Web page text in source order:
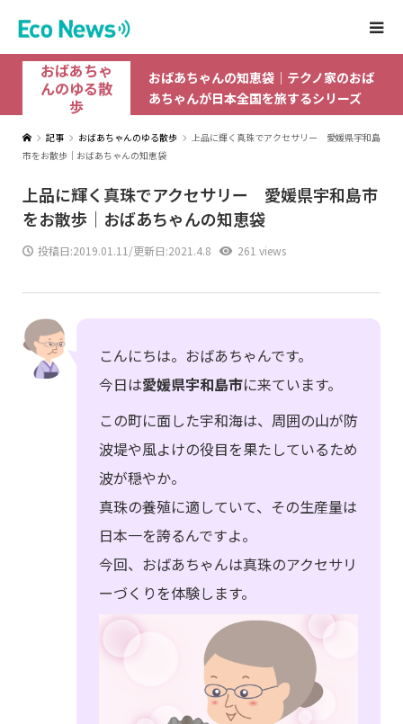
おばあちゃ
んのゆる散
歩
おばあちゃんの知恵袋｜テクノ家のおば
あちゃんが日本全国を旅するシリーズ
記事 おばあちゃんのゆる散歩
上品に輝く真珠でアクセサリー 愛媛県宇和島
市をお散歩｜おばあちゃんの知恵袋
上品に輝く真珠でアクセサリー 愛媛県宇和島市
をお散歩｜おばあちゃんの知恵袋
投稿日:2019.01.11 /更新日:2021.4.8 261 views
こんにちは。おばあちゃんです。
今日は愛媛県宇和島市に来ています。
この町に面した宇和海は、周囲の山が防
波堤や風よけの役目を果たしているため
波が穏やか。
真珠の養殖に適していて、その生産量は
日本一を誇るんですよ。
今回、おばあちゃんは真珠のアクセサリ
ーづくりを体験します。